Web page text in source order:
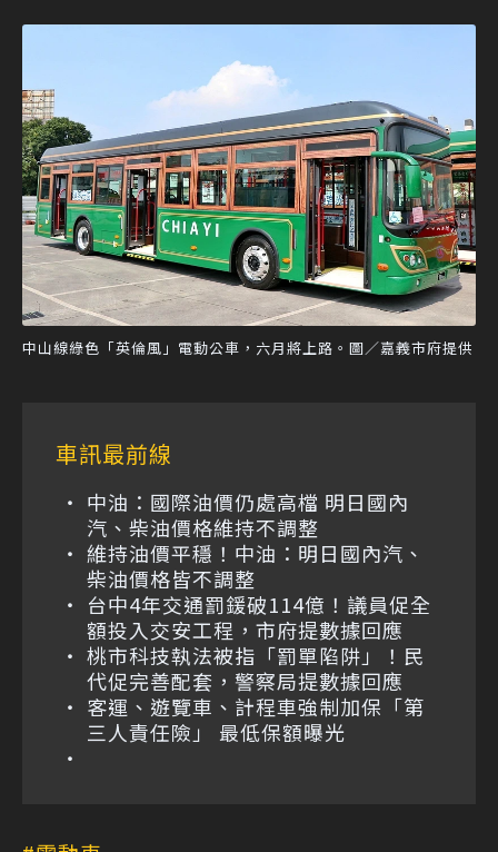
中山線綠色「英倫風」電動公車，六月將上路。圖／嘉義市府提供
車訊最前線
中油：國際油價仍處高檔 明日國內
汽、柴油價格維持不調整
維持油價平穩！中油：明日國內汽、
柴油價格皆不調整
台中4年交通罰鍰破114億！議員促全
額投入交安工程，市府提數據回應
桃市科技執法被指「罰單陷阱」！民
代促完善配套，警察局提數據回應
客運、遊覽車、計程車強制加保「第
三人責任險」 最低保額曝光